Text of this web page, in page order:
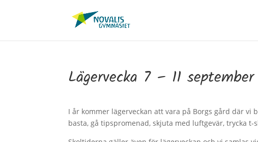
Lägervecka 7 – 11
I år kommer lägerveckan att vara på Borgs gård där vi
basta, gå tipspromenad, skjuta med luftgevär, trycka t-